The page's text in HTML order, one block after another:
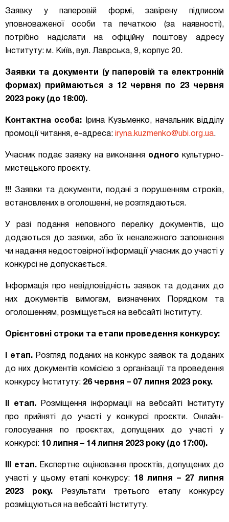
Заявку у паперовій формі, завірену підписом
уповноваженої особи та печаткою (за наявності),
потрібно надіслати на офіційну поштову адресу
Інституту: м. Київ, вул. Лаврська, 9, корпус 20.
Заявки та документи (у паперовій та електронній
формах) приймаються з 12 червня по 23 червня
2023 року (до 18:00).
Контактна особа:
Ірина Кузьменко, начальник відділу
промоції читання, е-адреса: iryna.kuzmenko@ubi.org.ua.
Учасник подає заявку на виконання одногокультурно-
мистецького проєкту.
!!! Заявки та документи, подані з порушенням строків,
встановлених в оголошенні, не розглядаються.
У разі подання неповного переліку документів, що
додаються до заявки, або їх неналежного заповнення
чи надання недостовірної інформації учасник до участі у
конкурсі не допускається.
Інформація про невідповідність заявок та доданих до
них документів вимогам, визначених Порядком та
оголошенням, розміщується на вебсайті Інституту.
Орієнтовні строки та етапи проведення конкурсу:
І етап.Розгляд поданих на конкурс заявок та доданих
до них документів комісією з організації та проведення
конкурсу Інституту: 26 червня – 07 липня 2023 року.
ІІ етап.
Розміщення інформації на вебсайті Інституту
про прийняті до участі у конкурсі проєкти. Онлайн-
голосування по проєктах, допущених до участі у
конкурсі: 10 липня – 14 липня 2023 року (до 17:00).
ІІІ етап.Експертне оцінювання проєктів, допущених до
участі у цьому етапі конкурсу: 18 липня – 27 липня
2023 року.Результати третього етапу конкурсу
розміщуються на вебсайті Інституту.